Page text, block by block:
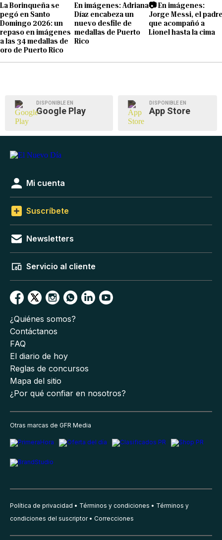
La Borinqueña se
pegó en Santo
Domingo 2026: un
repaso en imágenes
a las 34 medallas de
oro de Puerto Rico
En imágenes: Adriana
Díaz encabeza un
nuevo desfile de
medallas de Puerto
Rico
📷 En imágenes:
Jorge Messi, el
que acompañó a
Lionel hasta la cima
DISPONIBLE EN
Google Play
DISPONIBLE EN
App Store
Mi cuenta
Suscríbete
Newsletters
Servicio al cliente
¿Quiénes somos?
Contáctanos
FAQ
El diario de hoy
Reglas de concursos
Mapa del sitio
¿Por qué confiar en nosotros?
Otras marcas de GFR Media
Política de privacidad Términos y condiciones
Términos y
condiciones del suscriptor
Correcciones